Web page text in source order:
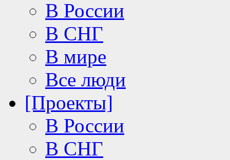
В России
В СНГ
В мире
Все люди
[Проекты]
В России
В СНГ